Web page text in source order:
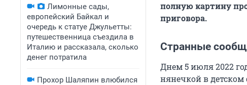
Лимонные сады,
европейский Байкал и
очередь к статуе Джульетты:
путешественница съездила в
Италию и рассказала, сколько
денег потратила
Прохор Шаляпин влюбился
полную картину
приговора.
Странные
Днем 5 июля 2022
нянечкой в детском